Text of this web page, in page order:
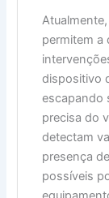
permitem a
dispositivo
escapando
precisa do
detectam
presença
possíveis